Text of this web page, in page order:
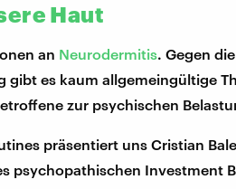
Haut
an Neurodermitis. Gegen
es kaum allgemeingültige
zur psychischen
präsentiert uns Cristian
psychopathischen Investment